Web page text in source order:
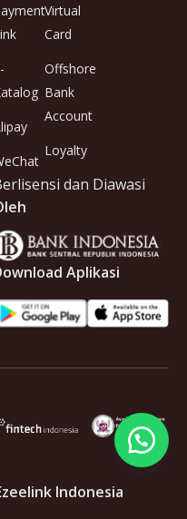
Virtual
Card
Offshore
Bank
Account
Loyalty
dan Diawasi
Aplikasi
Indonesia